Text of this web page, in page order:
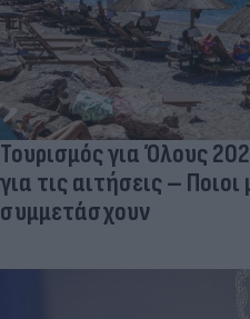
Τουρισμός για Όλους
για τις αιτήσεις –
συμμετάσχουν